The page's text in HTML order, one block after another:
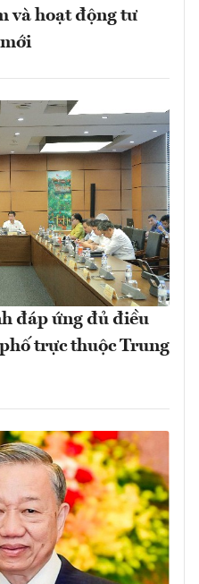
và hoạt động tư
đáp ứng đủ điều
trực thuộc Trung